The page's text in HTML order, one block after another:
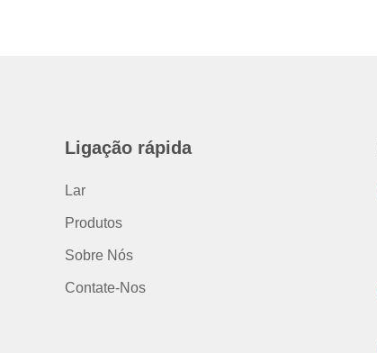
Ligação rápida
Lar
Produtos
Sobre Nós
Contate-Nos